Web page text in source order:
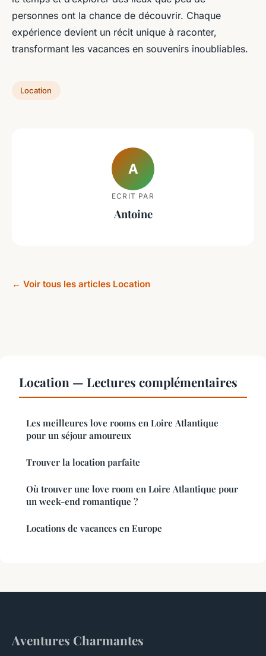
personnes ont la chance de découvrir. Chaque
expérience devient un récit unique à raconter,
transformant les vacances en souvenirs inoubliables.
Location
A
ECRIT PAR
Antoine
← Voir tous les articles Location
Location — Lectures complémentaires
Les meilleures love rooms en Loire Atlantique
pour un séjour amoureux
Trouver la location parfaite
Où trouver une love room en Loire Atlantique pour
un week-end romantique ?
Locations de vacances en Europe
Aventures Charmantes